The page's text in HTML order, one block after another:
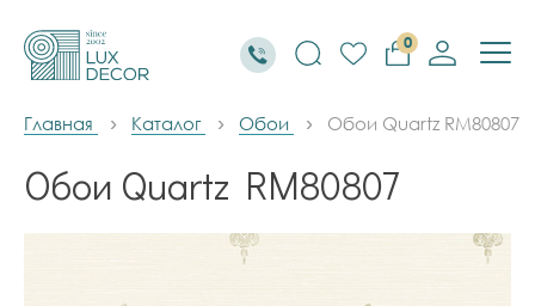
0
Главная Каталог Обои Обои Quartz RM80807
Обои Quartz RM80807